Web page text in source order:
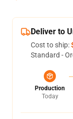
Deliver to
Cost to ship:
Standard -
Production
Today